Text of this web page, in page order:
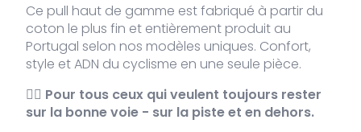
Ce pull haut de gamme est fabriqué à partir du
coton le plus fin et entièrement produit au
Portugal selon nos modèles uniques. Confort,
style et ADN du cyclisme en une seule pièce.
🚴‍♂️ Pour tous ceux qui veulent toujours rester
sur la bonne voie - sur la piste et en dehors.